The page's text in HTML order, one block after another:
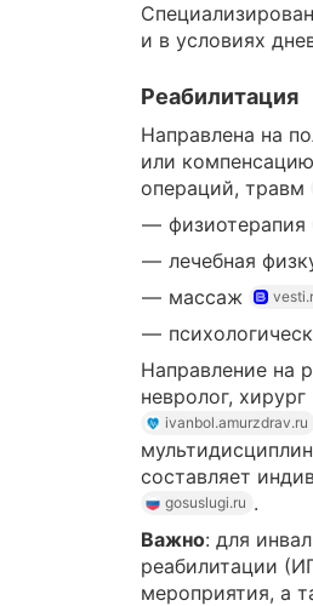
и в условиях
Реабилитация
Направлена на
или
операций, травм
физиотерапия
лечебная
массаж
Направление на
невролог,
ivanbol.amurzdrav.ru
составляет
gosuslugi.ru .
Важно: для
реабилитации
мероприятия, а